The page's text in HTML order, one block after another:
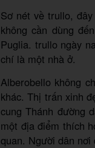
Sơ nét về trullo,
không cần dùng
Puglia. trullo ngày
chí là một nhà ở.
Alberobello không
khác. Thị trấn xinh
cung Thánh đường
một địa điểm thích
quan. Người dân